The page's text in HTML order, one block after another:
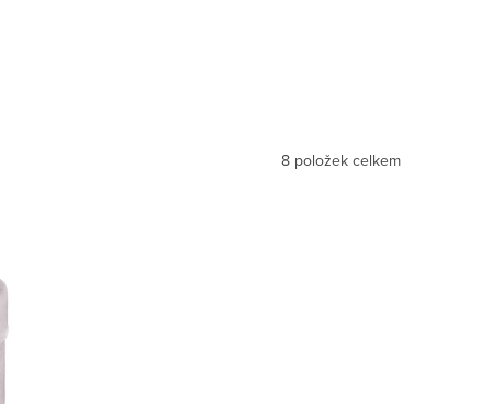
8 položek celkem